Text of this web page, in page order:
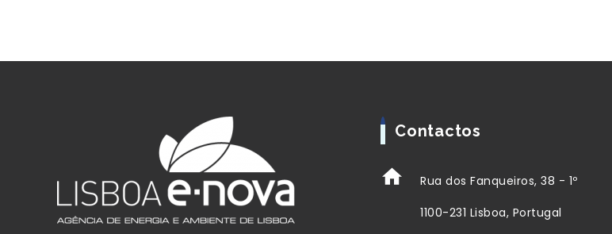
Contactos
Rua dos Fanqueiros, 38 - 1º
1100-231 Lisboa, Portugal